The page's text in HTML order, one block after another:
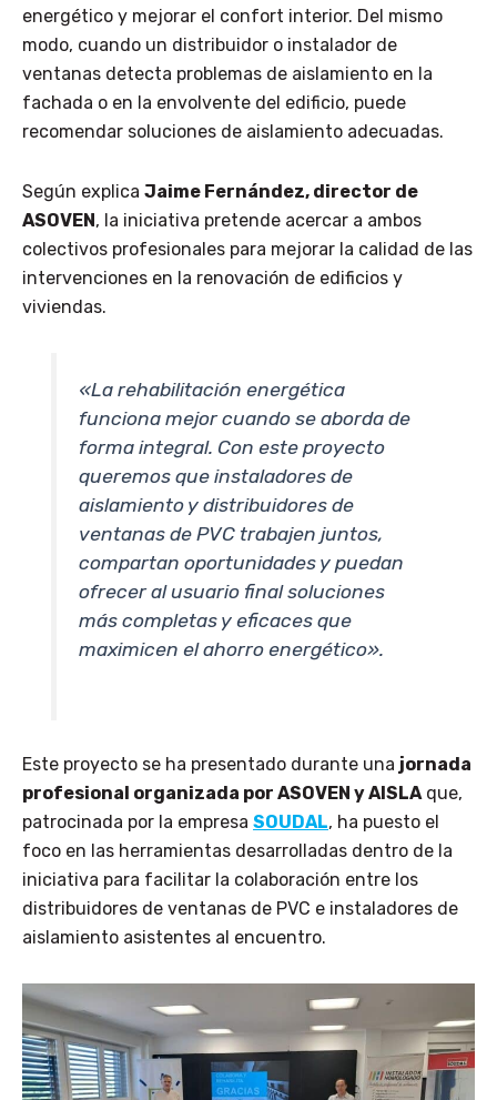
energético y mejorar el confort interior. Del mismo
modo, cuando un distribuidor o instalador de
ventanas detecta problemas de aislamiento en la
fachada o en la envolvente del edificio, puede
recomendar soluciones de aislamiento adecuadas.
Según explica Jaime Fernández, director de
ASOVEN , la iniciativa pretende acercar a ambos
colectivos profesionales para mejorar la calidad de las
intervenciones en la renovación de edificios y
viviendas.
«La rehabilitación energética
funciona mejor cuando se aborda de
forma integral. Con este proyecto
queremos que instaladores de
aislamiento y distribuidores de
ventanas de PVC trabajen juntos,
compartan oportunidades y puedan
ofrecer al usuario final soluciones
más completas y eficaces que
maximicen el ahorro energético».
Este proyecto se ha presentado durante una jornada
profesional organizada por ASOVEN y AISLA que,
patrocinada por la empresa SOUDAL, ha puesto el
foco en las herramientas desarrolladas dentro de la
iniciativa para facilitar la colaboración entre los
distribuidores de ventanas de PVC e instaladores de
aislamiento asistentes al encuentro.